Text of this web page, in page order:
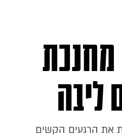
את הרגעים הקשים